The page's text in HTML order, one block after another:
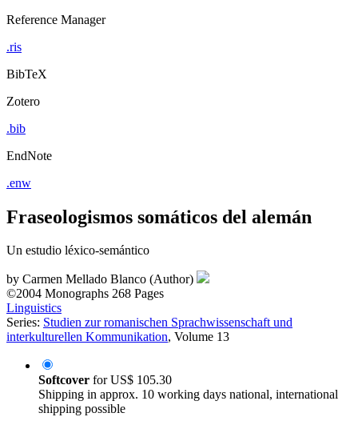
Reference Manager
.ris
BibTeX
Zotero
.bib
EndNote
.enw
Fraseologismos somáticos del alemán
Un estudio léxico-semántico
by Carmen Mellado Blanco (Author)
©2004 Monographs 268 Pages
Linguistics
Series: Studien zur romanischen Sprachwissenschaft und
interkulturellen Kommunikation, Volume 13
Softcover forUS$ 105.30
Shipping in approx. 10 working days national, international
shipping possible